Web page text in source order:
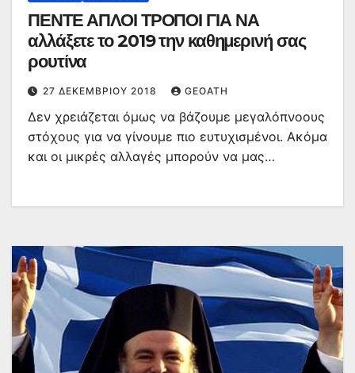
ΠΕΝΤΕ ΑΠΛΟΙ ΤΡΟΠΟΙ ΓΙΑ ΝΑ
αλλάξετε το 2019 την καθημερινή σας
ρουτίνα
27 ΔΕΚΕΜΒΡΊΟΥ 2018 GEOATH
Δεν χρειάζεται όμως να βάζουμε μεγαλόπνοους
στόχους για να γίνουμε πιο ευτυχισμένοι. Ακόμα
και οι μικρές αλλαγές μπορούν να μας…